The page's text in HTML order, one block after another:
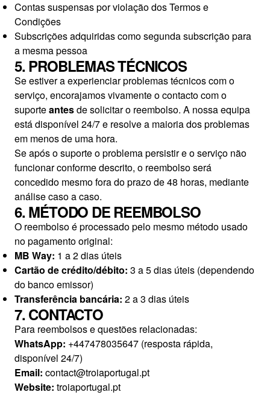
Contas suspensas por violação dos Termos e
Condições
Subscrições adquiridas como segunda subscrição para
a mesma pessoa
5. PROBLEMAS TÉCNICOS
Se estiver a experienciar problemas técnicos com o
serviço, encorajamos vivamente o contacto com o
suporteantesde solicitar o reembolso. A nossa equipa
está disponível 24/7 e resolve a maioria dos problemas
em menos de uma hora.
Se após o suporte o problema persistir e o serviço não
funcionar conforme descrito, o reembolso será
concedido mesmo fora do prazo de 48 horas, mediante
análise caso a caso.
6. MÉTODO DE REEMBOLSO
O reembolso é processado pelo mesmo método usado
no pagamento original:
MB Way: 1 a 2 dias úteis
Cartão de crédito/débito: 3 a 5 dias úteis (dependendo
do banco emissor)
Transferência bancária: 2 a 3 dias úteis
7. CONTACTO
Para reembolsos e questões relacionadas:
WhatsApp: +447478035647 (resposta rápida,
disponível 24/7)
Email: contact@troiaportugal.pt
Website: troiaportugal.pt